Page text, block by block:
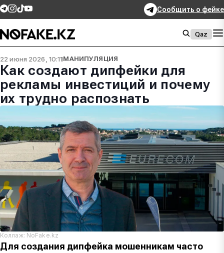
Сообщить о фейке
Qaz
22 июня 2026, 10:11МАНИПУЛЯЦИЯ
Как создают дипфейки для
рекламы инвестиций и почему
их трудно распознать
Коллаж: NoFake.kz
Для создания дипфейка мошенникам часто